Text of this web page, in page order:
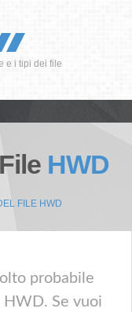
e i tipi dei file
HWD
FILE HWD
probabile
Se vuoi